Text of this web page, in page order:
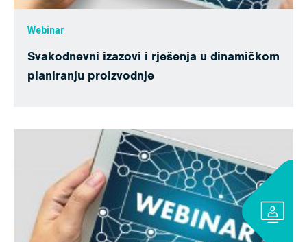
Webinar
Svakodnevni izazovi i rješenja u dinamičkom
planiranju proizvodnje